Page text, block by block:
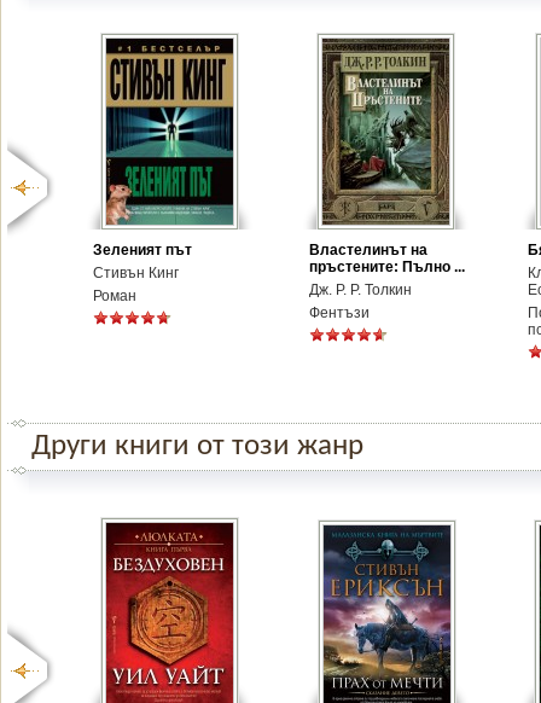
Зеленият път
Стивън Кинг
Роман
Властелинът на
пръстените: Пълно ...
Дж. Р. Р. Толкин
Фентъзи
Други книги от този жанр